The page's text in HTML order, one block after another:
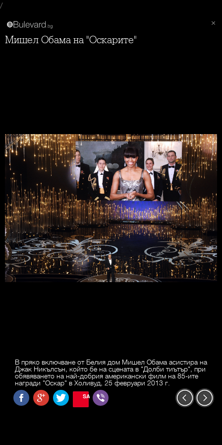
/
Мишел Обама на "Оскарите"
В пряко включване от Белия дом Мишел Обама асистира на
Джак Никълсън, който бе на сцената в "Долби тиътър", при
обявяването на най-добрия американски филм на 85-ите
награди "Оскар" в Холивуд, 25 февруари 2013 г.
SAVE